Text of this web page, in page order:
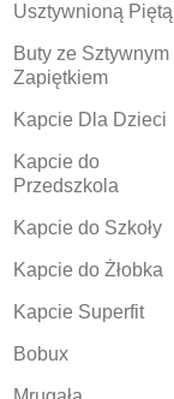
Usztywnioną Piętą
Buty ze Sztywnym
Zapiętkiem
Kapcie Dla Dzieci
Kapcie do
Przedszkola
Kapcie do Szkoły
Kapcie do Żłobka
Kapcie Superfit
Bobux